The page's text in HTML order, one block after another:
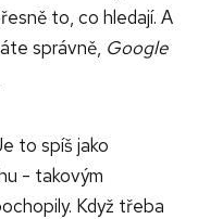
to, co hledají. A
správně, Google
to spíš jako
- takovým
Když třeba